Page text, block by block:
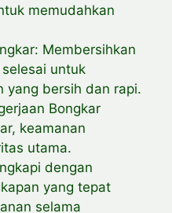
memudahkan
Membersihkan
untuk
yang bersih dan rapi.
Bongkar
keamanan
utama.
dengan
yang tepat
selama